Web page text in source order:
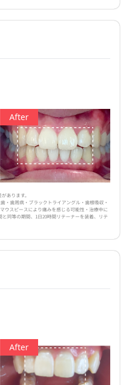
After
あります。
歯周病・ブラックトライアングル・歯根吸収・
ウスピースにより痛みを感じる可能性・治療中に
同等の期間、1日20時間リテーナーを装着、リテ
After